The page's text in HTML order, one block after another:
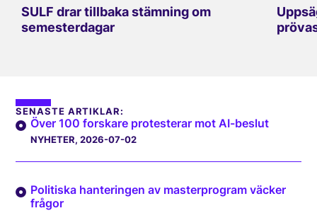
SULF drar tillbaka stämning om
semesterdagar
SENASTE ARTIKLAR:
Över 100 forskare protesterar mot AI-beslut
NYHETER, 2026-07-02
Politiska hanteringen av masterprogram väcker
frågor